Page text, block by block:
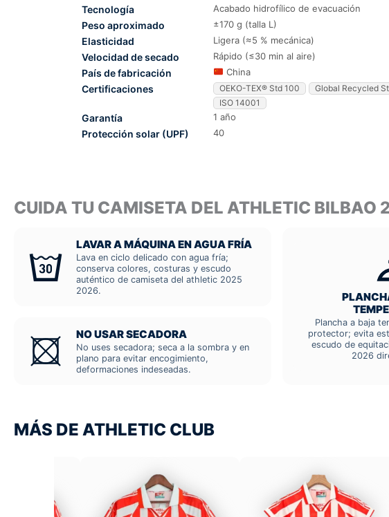
Tecnología Acabado hidrofílico de evacuación
Peso aproximado ±170 g (talla L)
Elasticidad Ligera (≈5 % mecánica)
Velocidad de secado Rápido (≤30 min al aire)
País de fabricación China
Certificaciones OEKO-TEX® Std 100
Global Recycled
ISO 14001
Garantía 1 año
Protección solar (UPF) 40
CUIDA TU CAMISETA DEL ATHLETIC BILBAO
LAVAR A MÁQUINA EN AGUA FRÍA
Lava en ciclo delicado con agua fría;
conserva colores, costuras y escudo
auténtico de camiseta del athletic 2025
2026.
NO USAR SECADORA
No uses secadora; seca a la sombra y en
plano para evitar encogimiento,
deformaciones indeseadas.
Plancha a baja
protector; evita
escudo de
2026
MÁS DE ATHLETIC CLUB